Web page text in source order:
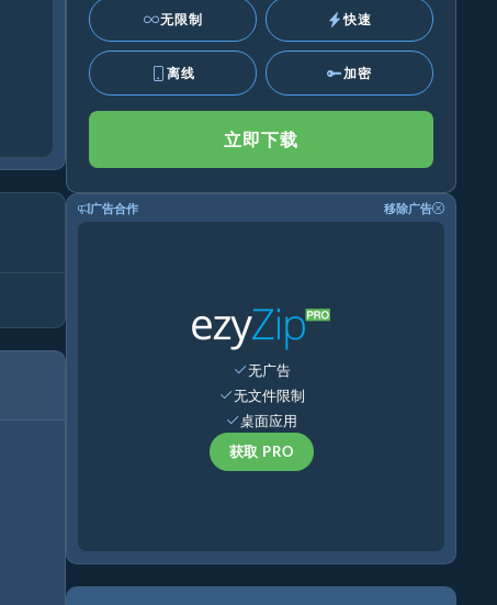
无限制 快速
离线 加密
立即下载
广告合作 移除广告
无广告
无文件限制
桌面应用
获取 PRO